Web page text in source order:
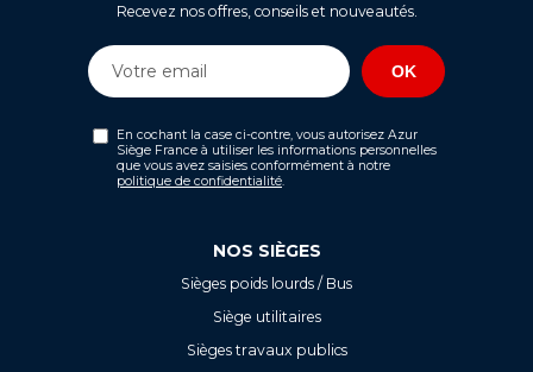
Recevez nos offres, conseils et nouveautés.
En cochant la case ci-contre, vous autorisez Azur
Siège France à utiliser les informations personnelles
que vous avez saisies conformément à notre
politique de confidentialité
NOS SIÈGES
Sièges poids lourds / Bus
Siège utilitaires
Sièges travaux publics